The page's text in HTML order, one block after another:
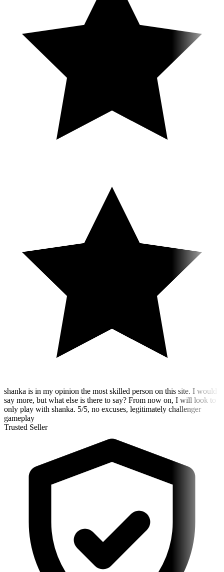
shanka is in my opinion the most skilled person on this site. I would
say more, but what else is there to say? From now on, I will look to
only play with shanka. 5/5, no excuses, legitimately challenger
gameplay
Trusted Seller